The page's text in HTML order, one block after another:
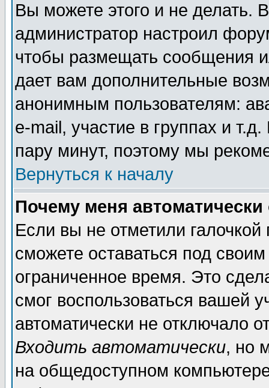
Вы можете этого и не делать.
администратор настроил
чтобы размещать сообщения
дает вам дополнительные
анонимным пользователям:
e-mail, участие в группах и
пару минут, поэтому мы
Вернуться к началу
Почему меня автоматически
Если вы не отметили галочкой
сможете оставаться под
ограниченное время. Это
смог воспользоваться вашей
автоматически не отключало
Входить автоматически, но
на общедоступном